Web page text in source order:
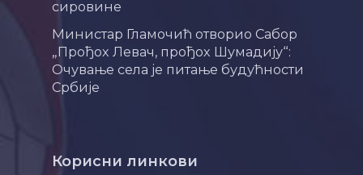
сировине
Министар Гламочић отворио Сабор
„Прођох Левач, прођох Шумадију“:
Очување села је питање будућности
Србије
Корисни линкови